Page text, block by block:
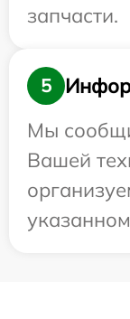
запчасти.
5
Мы
Вашей